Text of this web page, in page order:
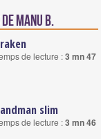
Manu B.
de lecture :3 mn 47
slim
de lecture :3 mn 46